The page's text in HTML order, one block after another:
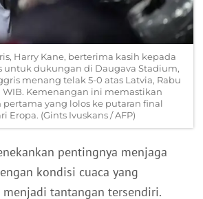
Harry Kane, berterima kasih kepada
untuk dukungan di Daugava Stadium,
menang telak 5-0 atas Latvia, Rabu
WIB. Kemenangan ini memastikan
yang lolos ke putaran final
Eropa. (Gints Ivuskans / AFP)
pentingnya menjaga
kondisi cuaca yang
tantangan tersendiri.